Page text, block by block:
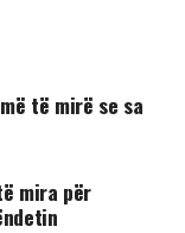
të mirë se sa
mira për